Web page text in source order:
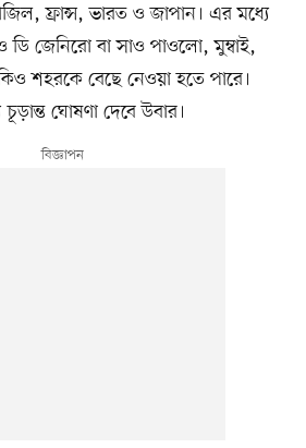
ফ্রান্স, ভারত ও জাপান। এর মধ্যে
ডি জেনিরো বা সাও পাওলো, মুম্বাই,
শহরকে বেছে নেওয়া হতে পারে।
ঘোষণা দেবে উবার।